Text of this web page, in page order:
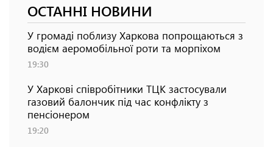
ОСТАННІ НОВИНИ
У громаді поблизу Харкова попрощаються з
водієм аеромобільної роти та морпіхом
19:30
У Харкові співробітники ТЦК застосували
газовий балончик під час конфлікту з
пенсіонером
19:20